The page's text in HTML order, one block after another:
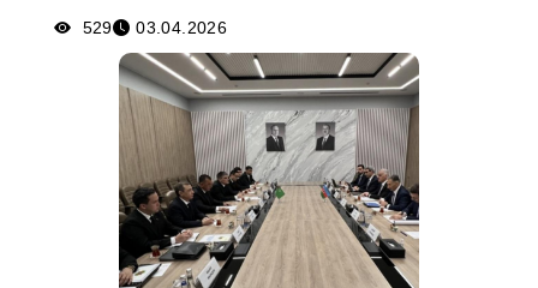
529 03.04.2026